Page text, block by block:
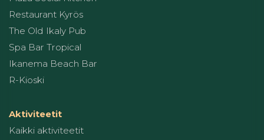
Restaurant Kyrös
The Old Ikaly Pub
Spa Bar Tropical
Ikanema Beach Bar
R-Kioski
Aktiviteetit
Kaikki aktiviteetit